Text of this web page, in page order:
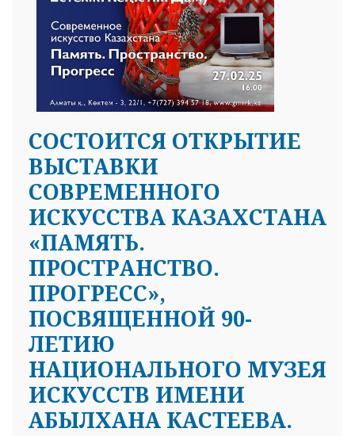
СОСТОИТСЯ ОТКРЫТИЕ
ВЫСТАВКИ
СОВРЕМЕННОГО
ИСКУССТВА КАЗАХСТАНА
«ПАМЯТЬ.
ПРОСТРАНСТВО.
ПРОГРЕСС»,
ПОСВЯЩЕННОЙ 90-
ЛЕТИЮ
НАЦИОНАЛЬНОГО МУЗЕЯ
ИСКУССТВ ИМЕНИ
АБЫЛХАНА КАСТЕЕВА.